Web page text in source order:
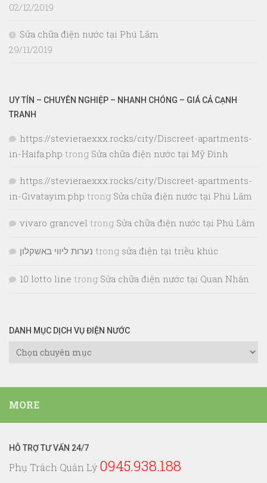
02/12/2019
Sửa chữa điện nước tại Phú Lãm
29/11/2019
UY TÍN – CHUYÊN NGHIỆP – NHANH CHÓNG – GIÁ CẢ CẠNH
TRANH
https://stevieraexxx.rocks/city/Discreet-apartments-
in-Haifa.php trong Sửa chữa điện nước tại Mỹ Đình
https://stevieraexxx.rocks/city/Discreet-apartments-
in-Givatayim.php trong Sửa chữa điện nước tại Phú Lãm
vivaro grancvel trong Sửa chữa điện nước tại Phú Lãm
נערות ליווי באשקלון trong sửa điện tại triều khúc
10 lotto line trong Sửa chữa điện nước tại Quan Nhân
DANH MỤC DỊCH VỤ ĐIỆN NƯỚC
Danh
Vụ
Điện
MORE
HỖ TRỢ TƯ VẤN 24/7
Phụ Trách Quản Lý 0945.938.188